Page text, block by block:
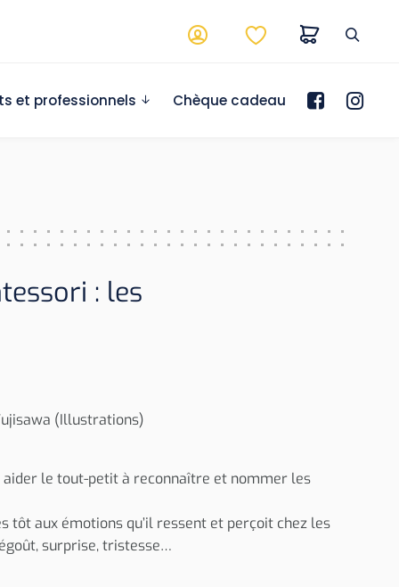
et professionnels Chèque cadeau
: les
(Illustrations)
le tout-petit à reconnaître et nommer les
tôt aux émotions qu’il ressent et perçoit chez les
surprise, tristesse…